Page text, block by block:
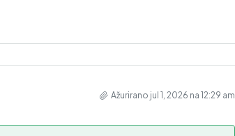
Ažurirano jul 1, 2026 na 12:29 am